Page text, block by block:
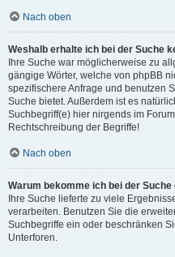
Nach oben
Weshalb erhalte ich bei der Suche
Ihre Suche war möglicherweise zu
gängige Wörter, welche von phpBB
spezifischere Anfrage und benutzen
Suche bietet. Außerdem ist es
Suchbegriff(e) hier nirgends im
Rechtschreibung der Begriffe!
Nach oben
Warum bekomme ich bei der Suche
Ihre Suche lieferte zu viele
verarbeiten. Benutzen Sie die
Suchbegriffe ein oder beschränken
Unterforen.